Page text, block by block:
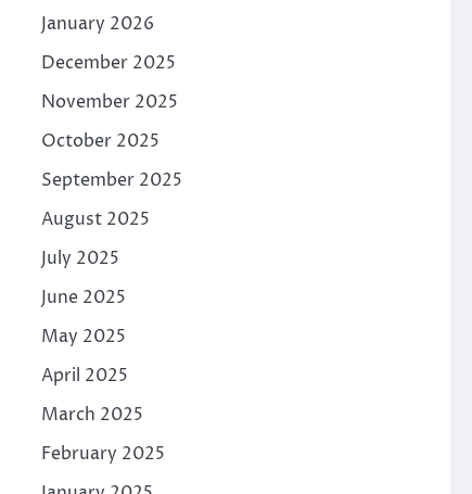
January 2026
December 2025
November 2025
October 2025
September 2025
August 2025
July 2025
June 2025
May 2025
April 2025
March 2025
February 2025